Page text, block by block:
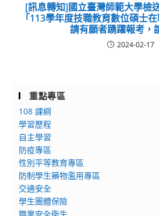
[訊息轉知]國立臺灣師範大學檢
「113學年度技職教育數位碩士
請有願者踴躍報考，
2024-02-17
重點專區
108 課綱
學習歷程
自主學習
防疫專區
性別平等教育專區
防制學生藥物濫用專區
交通安全
學生團體保險